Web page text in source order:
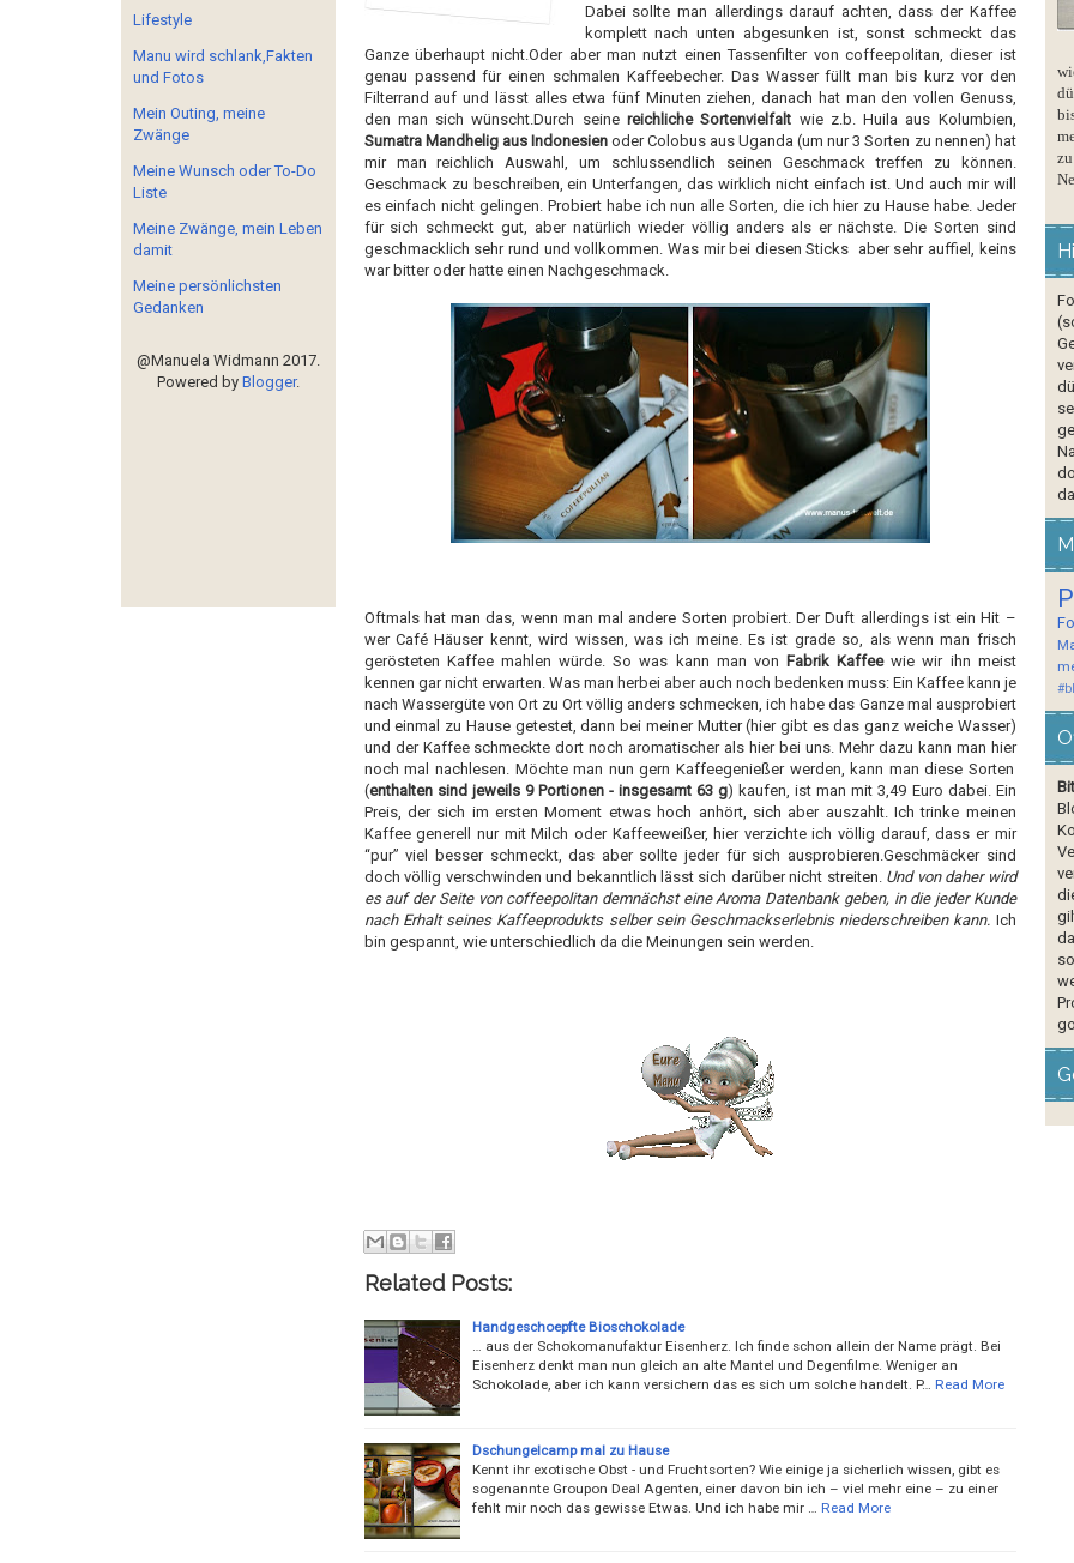
Dabei sollte man allerdings darauf achten, dass der Kaffee
komplett nach unten abgesunken ist, sonst schmeckt das
Ganze überhaupt nicht.Oder aber man nutzt einen Tassenfilter von coffeepolitan, dieser ist
genau passend für einen schmalen Kaffeebecher. Das Wasser füllt man bis kurz vor den
Filterrand auf und lässt alles etwa fünf Minuten ziehen, danach hat man den vollen Genuss,
den man sich wünscht.Durch seinereichliche Sortenvielfalt wie z.b. Huila aus Kolumbien,
Sumatra Mandhelig aus Indonesienoder Colobus aus Uganda (um nur 3 Sorten zu nennen) hat
mir man reichlich Auswahl, um schlussendlich seinen Geschmack treffen zu können.
Geschmack zu beschreiben, ein Unterfangen, das wirklich nicht einfach ist. Und auch mir will
es einfach nicht gelingen. Probiert habe ich nun alle Sorten, die ich hier zu Hause habe. Jeder
für sich schmeckt gut, aber natürlich wieder völlig anders als er nächste. Die Sorten sind
geschmacklich sehr rund und vollkommen. Was mir bei diesen Sticks aber sehr auffiel, keins
war bitter oder hatte einen Nachgeschmack.
Oftmals hat man das, wenn man mal andere Sorten probiert. Der Duft allerdings ist ein Hit –
wer Café Häuser kennt, wird wissen, was ich meine. Es ist grade so, als wenn man frisch
gerösteten Kaffee mahlen würde. So was kann man von Fabrik Kaffeewie wir ihn meist
kennen gar nicht erwarten. Was man herbei aber auch noch bedenken muss: Ein Kaffee kann je
nach Wassergüte von Ort zu Ort völlig anders schmecken, ich habe das Ganze mal ausprobiert
und einmal zu Hause getestet, dann bei meiner Mutter (hier gibt es das ganz weiche Wasser)
und der Kaffee schmeckte dort noch aromatischer als hier bei uns. Mehr dazu kann man hier
noch mal nachlesen. Möchte man nun gern Kaffeegenießer werden, kann man diese Sorten
(enthalten sind jeweils 9 Portionen - insgesamt 63 g) kaufen, ist man mit 3,49 Euro dabei. Ein
Preis, der sich im ersten Moment etwas hoch anhört, sich aber auszahlt. Ich trinke meinen
Kaffee generell nur mit Milch oder Kaffeeweißer, hier verzichte ich völlig darauf, dass er mir
“pur” viel besser schmeckt, das aber sollte jeder für sich ausprobieren.Geschmäcker sind
doch völlig verschwinden und bekanntlich lässt sich darüber nicht streiten. Und von daher wird
es auf der Seite von coffeepolitan demnächst eine Aroma Datenbank geben, in die jeder Kunde
nach Erhalt seines Kaffeeprodukts selber sein Geschmackserlebnis niederschreiben kann. Ich
bin gespannt, wie unterschiedlich da die Meinungen sein werden.
Related Posts:
Handgeschoepfte Bioschokolade
… aus der Schokomanufaktur Eisenherz. Ich finde schon allein der Name prägt. Bei
Eisenherz denkt man nun gleich an alte Mantel und Degenfilme. Weniger an
Schokolade, aber ich kann versichern das es sich um solche handelt. P…
Read More
Dschungelcamp mal zu Hause
Kennt ihr exotische Obst - und Fruchtsorten? Wie einige ja sicherlich wissen, gibt es
sogenannte Groupon Deal Agenten, einer davon bin ich – viel mehr eine – zu einer
fehlt mir noch das gewisse Etwas. Und ich habe mir …
Read More
Lifestyle
Manu wird schlank,Fakten
und Fotos
Mein Outing, meine
Zwänge
Meine Wunsch oder To-Do
Liste
Meine Zwänge, mein Leben
damit
Meine persönlichsten
Gedanken
@Manuela Widmann 2017.
Powered by Blogger.